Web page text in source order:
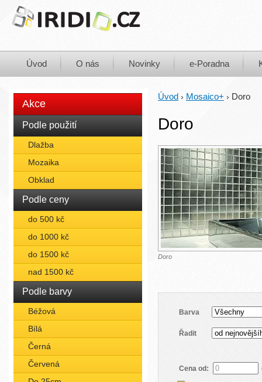
Úvod O nás Novinky e-Poradna
Akce
Podle použití
Dlažba
Mozaika
Obklad
Podle ceny
do 500 kč
do 1000 kč
do 1500 kč
nad 1500 kč
Podle barvy
Béžová
Bílá
Černá
Červená
Úvod › Mosaico+ › Doro
Doro
Doro
Barva
Řadit
Cena od: